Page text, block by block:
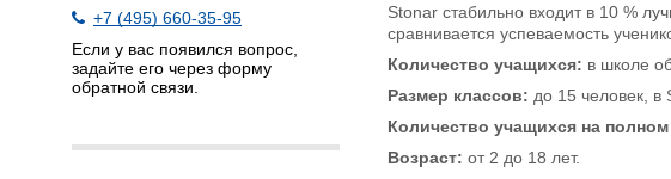
+7 (495) 660-35-95
Если у вас появился вопрос,
задайте его через форму
обратной связи.
Stonar стабильно входит в 10 %
сравнивается успеваемость
Количество учащихся: в школе
Размер классов: до 15 человек, в
Количество учащихся на
Возраст: от 2 до 18 лет.